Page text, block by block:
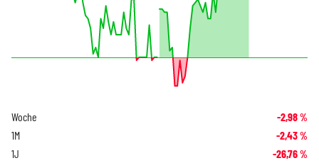
Woche -2,98%
1M -2,43%
1J -26,76%